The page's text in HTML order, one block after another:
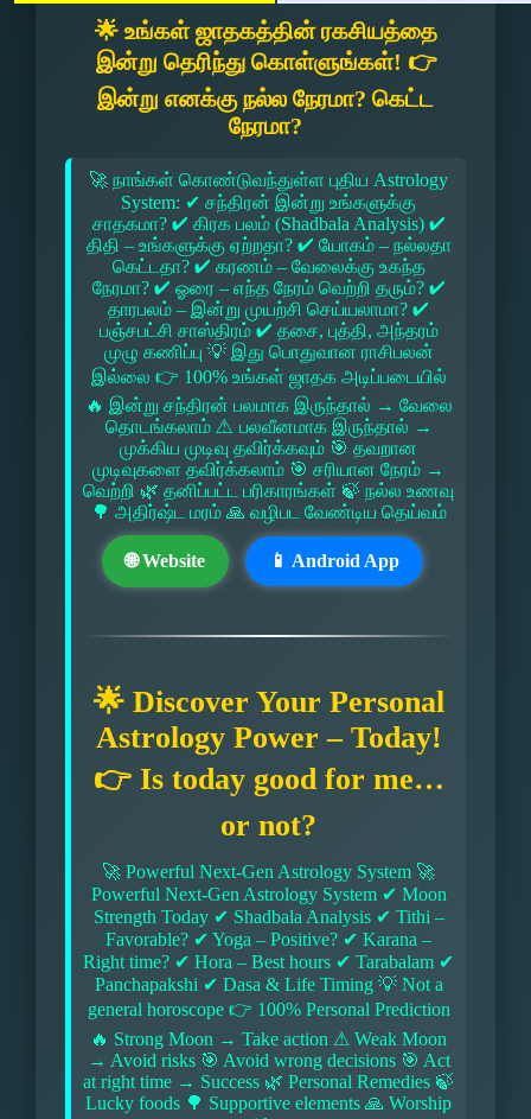
🌟 உங்கள் ஜாதகத்தின் ரகசியத்தை
இன்று தெரிந்து கொள்ளுங்கள்! 👉
இன்று எனக்கு நல்ல நேரமா? கெட்ட
நேரமா?
🚀 நாங்கள் கொண்டுவந்துள்ள புதிய Astrology
System: ✔ சந்திரன் இன்று உங்களுக்கு
சாதகமா? ✔ கிரக பலம் (Shadbala Analysis) ✔
திதி – உங்களுக்கு ஏற்றதா? ✔ யோகம் – நல்லதா
கெட்டதா? ✔ கரணம் – வேலைக்கு உகந்த
நேரமா? ✔ ஓரை – எந்த நேரம் வெற்றி தரும்? ✔
தாரபலம் – இன்று முயற்சி செய்யலாமா? ✔
பஞ்சபட்சி சாஸ்திரம் ✔ தசை, புத்தி, அந்தரம்
முழு கணிப்பு 💡 இது பொதுவான ராசிபலன்
இல்லை 👉 100% உங்கள் ஜாதக அடிப்படையில்
🔥 இன்று சந்திரன் பலமாக இருந்தால் → வேலை
தொடங்கலாம் ⚠ பலவீனமாக இருந்தால் →
முக்கிய முடிவு தவிர்க்கவும் 🎯 தவறான
முடிவுகளை தவிர்க்கலாம் 🎯 சரியான நேரம் →
வெற்றி 🌿 தனிப்பட்ட பரிகாரங்கள் 🍃 நல்ல உணவு
🌳 அதிர்ஷ்ட மரம் 🙏 வழிபட வேண்டிய தெய்வம்
🌐 Website 📱 Android App
🌟 Discover Your Personal
Astrology Power – Today!
👉 Is today good for me…
or not?
🚀 Powerful Next-Gen Astrology System 🚀
Powerful Next-Gen Astrology System ✔ Moon
Strength Today ✔ Shadbala Analysis ✔ Tithi –
Favorable? ✔ Yoga – Positive? ✔ Karana –
Right time? ✔ Hora – Best hours ✔ Tarabalam ✔
Panchapakshi ✔ Dasa & Life Timing 💡 Not a
general horoscope 👉 100% Personal Prediction
🔥 Strong Moon → Take action ⚠ Weak Moon
→ Avoid risks 🎯 Avoid wrong decisions 🎯 Act
at right time → Success 🌿 Personal Remedies 🍃
Lucky foods 🌳 Supportive elements 🙏 Worship